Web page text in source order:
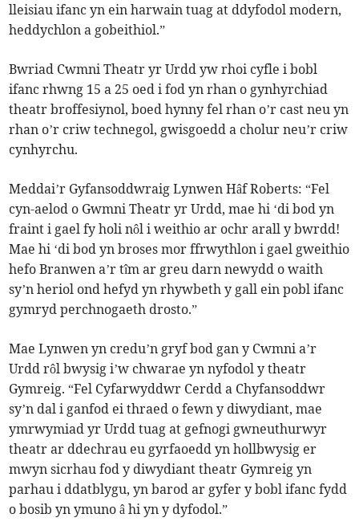
lleisiau ifanc yn ein harwain tuag at ddyfodol modern,
heddychlon a gobeithiol.”
Bwriad Cwmni Theatr yr Urdd yw rhoi cyfle i bobl
ifanc rhwng 15 a 25 oed i fod yn rhan o gynhyrchiad
theatr broffesiynol, boed hynny fel rhan o’r cast neu yn
rhan o’r criw technegol, gwisgoedd a cholur neu’r criw
cynhyrchu.
Meddai’r Gyfansoddwraig Lynwen Hâf Roberts: “Fel
cyn-aelod o Gwmni Theatr yr Urdd, mae hi ‘di bod yn
fraint i gael fy holi nôl i weithio ar ochr arall y bwrdd!
Mae hi ‘di bod yn broses mor ffrwythlon i gael gweithio
hefo Branwen a’r tîm ar greu darn newydd o waith
sy’n heriol ond hefyd yn rhywbeth y gall ein pobl ifanc
gymryd perchnogaeth drosto.”
Mae Lynwen yn credu’n gryf bod gan y Cwmni a’r
Urdd rôl bwysig i’w chwarae yn nyfodol y theatr
Gymreig. “Fel Cyfarwyddwr Cerdd a Chyfansoddwr
sy’n dal i ganfod ei thraed o fewn y diwydiant, mae
ymrwymiad yr Urdd tuag at gefnogi gwneuthurwyr
theatr ar ddechrau eu gyrfaoedd yn hollbwysig er
mwyn sicrhau fod y diwydiant theatr Gymreig yn
parhau i ddatblygu, yn barod ar gyfer y bobl ifanc fydd
o bosib yn ymuno â hi yn y dyfodol.”